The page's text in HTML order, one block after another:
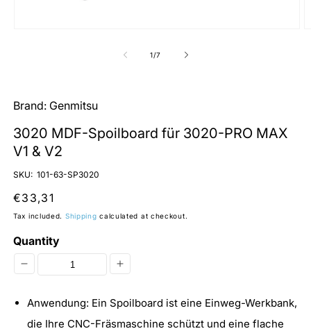
1/of
7
Brand: Genmitsu
3020 MDF-Spoilboard für 3020-PRO MAX
V1 & V2
SKU: 101-63-SP3020
Regular
price
€33,31
Tax included. Shipping calculated at checkout.
Quantity
Decrease
Increase
Anwendung: Ein Spoilboard ist eine Einweg-Werkbank,
die Ihre CNC-Fräsmaschine schützt und eine flache